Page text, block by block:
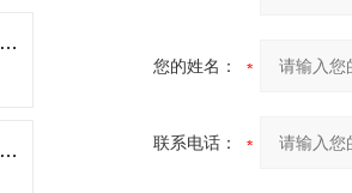
江苏聚氨酯保温管生产厂家 徐州专业防腐保温材料
江苏徐州聚氨酯保温管厂家 专业防腐保温材料
您的姓名：
联系电话：